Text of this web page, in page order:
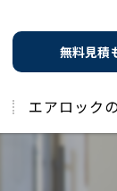
無料見積
エアロック